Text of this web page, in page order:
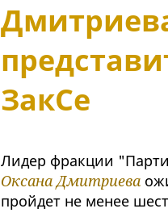
ЗакСе
Лидер фракции
Оксана Дмитриева
пройдет не менее